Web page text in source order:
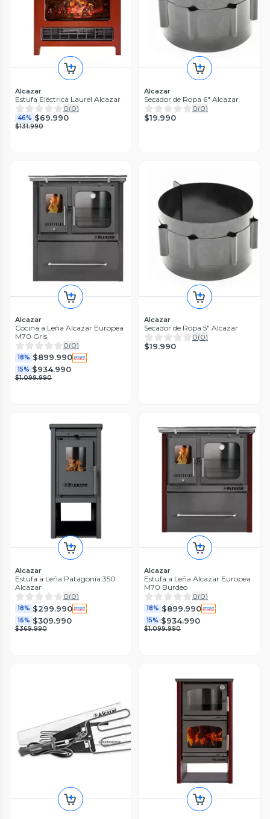
Alcazar
Estufa Eléctrica Laurel Alcazar
0(0)
46% $69.990
$131.990
Alcazar
Secador de Ropa 6" Alcazar
0(0)
$19.990
Alcazar
Cocina a Leña Alcazar Europea
M70 Gris
0(0)
18% $899.990
15% $934.990
$1.099.990
Alcazar
Secador de Ropa 5" Alcazar
0(0)
$19.990
Alcazar
Estufa a Leña Patagonia 350
Alcazar
0(0)
18% $299.990
16% $309.990
$369.990
Alcazar
Estufa a Leña Alcazar Europea
M70 Burdeo
0(0)
18% $899.990
15% $934.990
$1.099.990